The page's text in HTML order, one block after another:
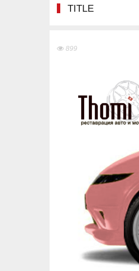
TITLE
899